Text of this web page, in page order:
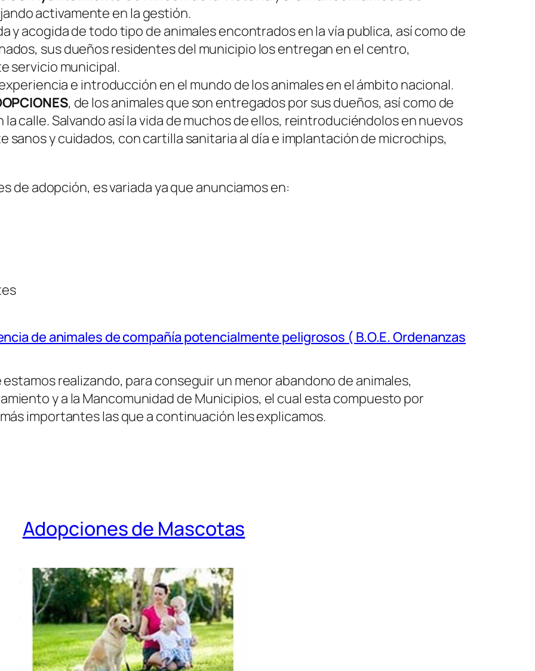
activamente en la gestión.
y acogida de todo tipo de animales encontrados en la vía publica, así como de
sus dueños residentes del municipio los entregan en el centro,
servicio municipal.
e introducción en el mundo de los animales en el ámbito nacional.
, de los animales que son entregados por sus dueños, así como de
calle. Salvando así la vida de muchos de ellos, reintroduciéndolos en nuevos
y cuidados, con cartilla sanitaria al día e implantación de microchips,
de adopción, es variada ya que anunciamos en:
de animales de compañía potencialmente peligrosos ( B.O.E. Ordenanzas
realizando, para conseguir un menor abandono de animales,
y a la Mancomunidad de Municipios, el cual esta compuesto por
importantes las que a continuación les explicamos.
Adopciones de Mascotas